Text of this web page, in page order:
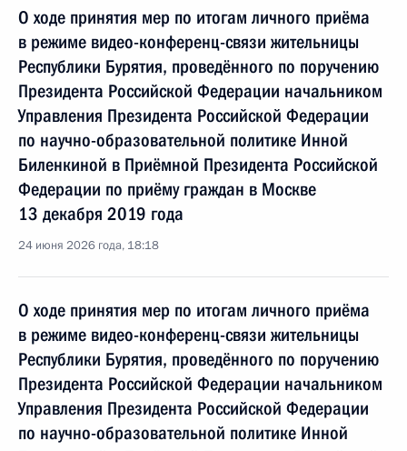
О ходе принятия мер по итогам личного приёма
в режиме видео-конференц-связи жительницы
Республики Бурятия, проведённого по поручению
Президента Российской Федерации начальником
Управления Президента Российской Федерации
по научно-образовательной политике Инной
Биленкиной в Приёмной Президента Российской
Федерации по приёму граждан в Москве
13 декабря 2019 года
24 июня 2026 года, 18:18
О ходе принятия мер по итогам личного приёма
в режиме видео-конференц-связи жительницы
Республики Бурятия, проведённого по поручению
Президента Российской Федерации начальником
Управления Президента Российской Федерации
по научно-образовательной политике Инной